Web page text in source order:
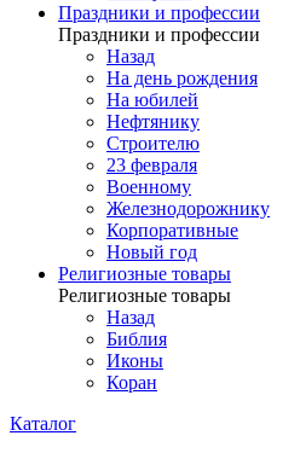
Праздники и профессии
Праздники и профессии
Назад
На день рождения
На юбилей
Нефтянику
Строителю
23 февраля
Военному
Железнодорожнику
Корпоративные
Новый год
Религиозные товары
Религиозные товары
Назад
Библия
Иконы
Коран
Каталог